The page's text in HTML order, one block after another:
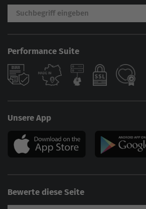
Performance Suite
Unsere App
Bewerte diese Seite